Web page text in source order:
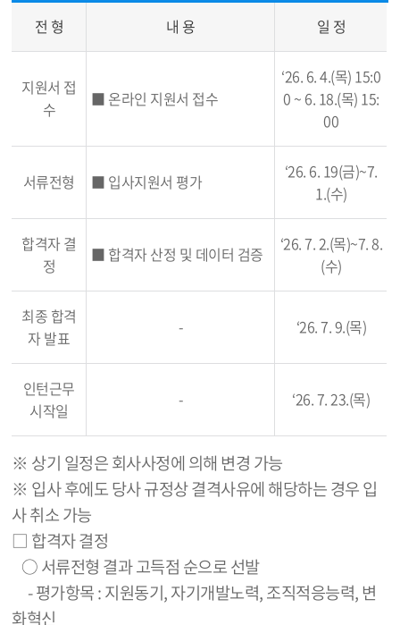
전 형 내 용 일 정
지원서 접
수
■ 온라인 지원서 접수
‘26. 6. 4.(목) 15:0
0 ~ 6. 18.(목) 15:
00
서류전형 ■ 입사지원서 평가
‘26. 6. 19(금)~7.
1.(수)
합격자 결
정
■ 합격자 산정 및 데이터 검증
‘26. 7. 2.(목)~7. 8.
(수)
최종 합격
자 발표
- ‘26. 7. 9.(목)
인턴근무
시작일
- ‘26. 7. 23.(목)
※ 상기 일정은 회사사정에 의해 변경 가능
※ 입사 후에도 당사 규정상 결격사유에 해당하는 경우 입
사 취소 가능
□ 합격자 결정
○ 서류전형 결과 고득점 순으로 선발
- 평가항목 : 지원동기, 자기개발노력, 조직적응능력, 변
화혁신